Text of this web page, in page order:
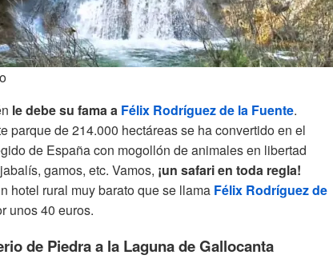
le debe su fama a Félix Rodríguez de la Fuente.
parque de 214.000 hectáreas se ha convertido en el
de España con mogollón de animales en libertad
gamos, etc. Vamos, ¡un safari en toda regla!
hotel rural muy barato que se llama Félix Rodríguez de
unos 40 euros.
de Piedra a la Laguna de Gallocanta